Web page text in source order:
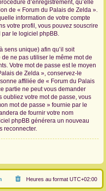
d’enregistrement, qu’elle
de « Forum du Palais de Zelda ».
information de votre compte
votre profil, vous pouvez souscrire
par le logiciel phpBB.
sens unique) afin qu’il soit
ne pas utiliser le même mot de
Votre mot de passe est le moyen
de Zelda », conservez-le
affiliée de « Forum du Palais
partie ne peut vous demander
oubliez votre mot de passe, vous
mot de passe » fournie par le
de fournir votre nom
phpBB générera un nouveau
reconnecter.
Heures au format UTC+02:00